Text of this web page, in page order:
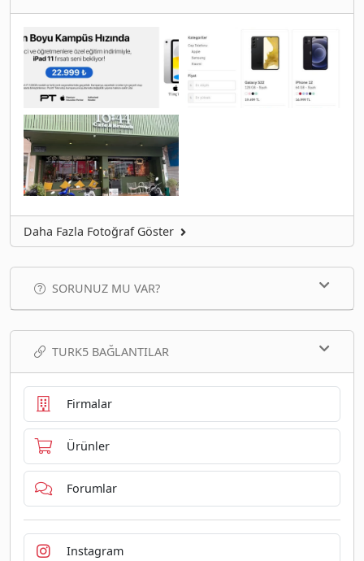
Daha Fazla Fotoğraf Göster
SORUNUZ MU VAR?
TURK5 BAĞLANTILAR
Firmalar
Ürünler
Forumlar
Instagram